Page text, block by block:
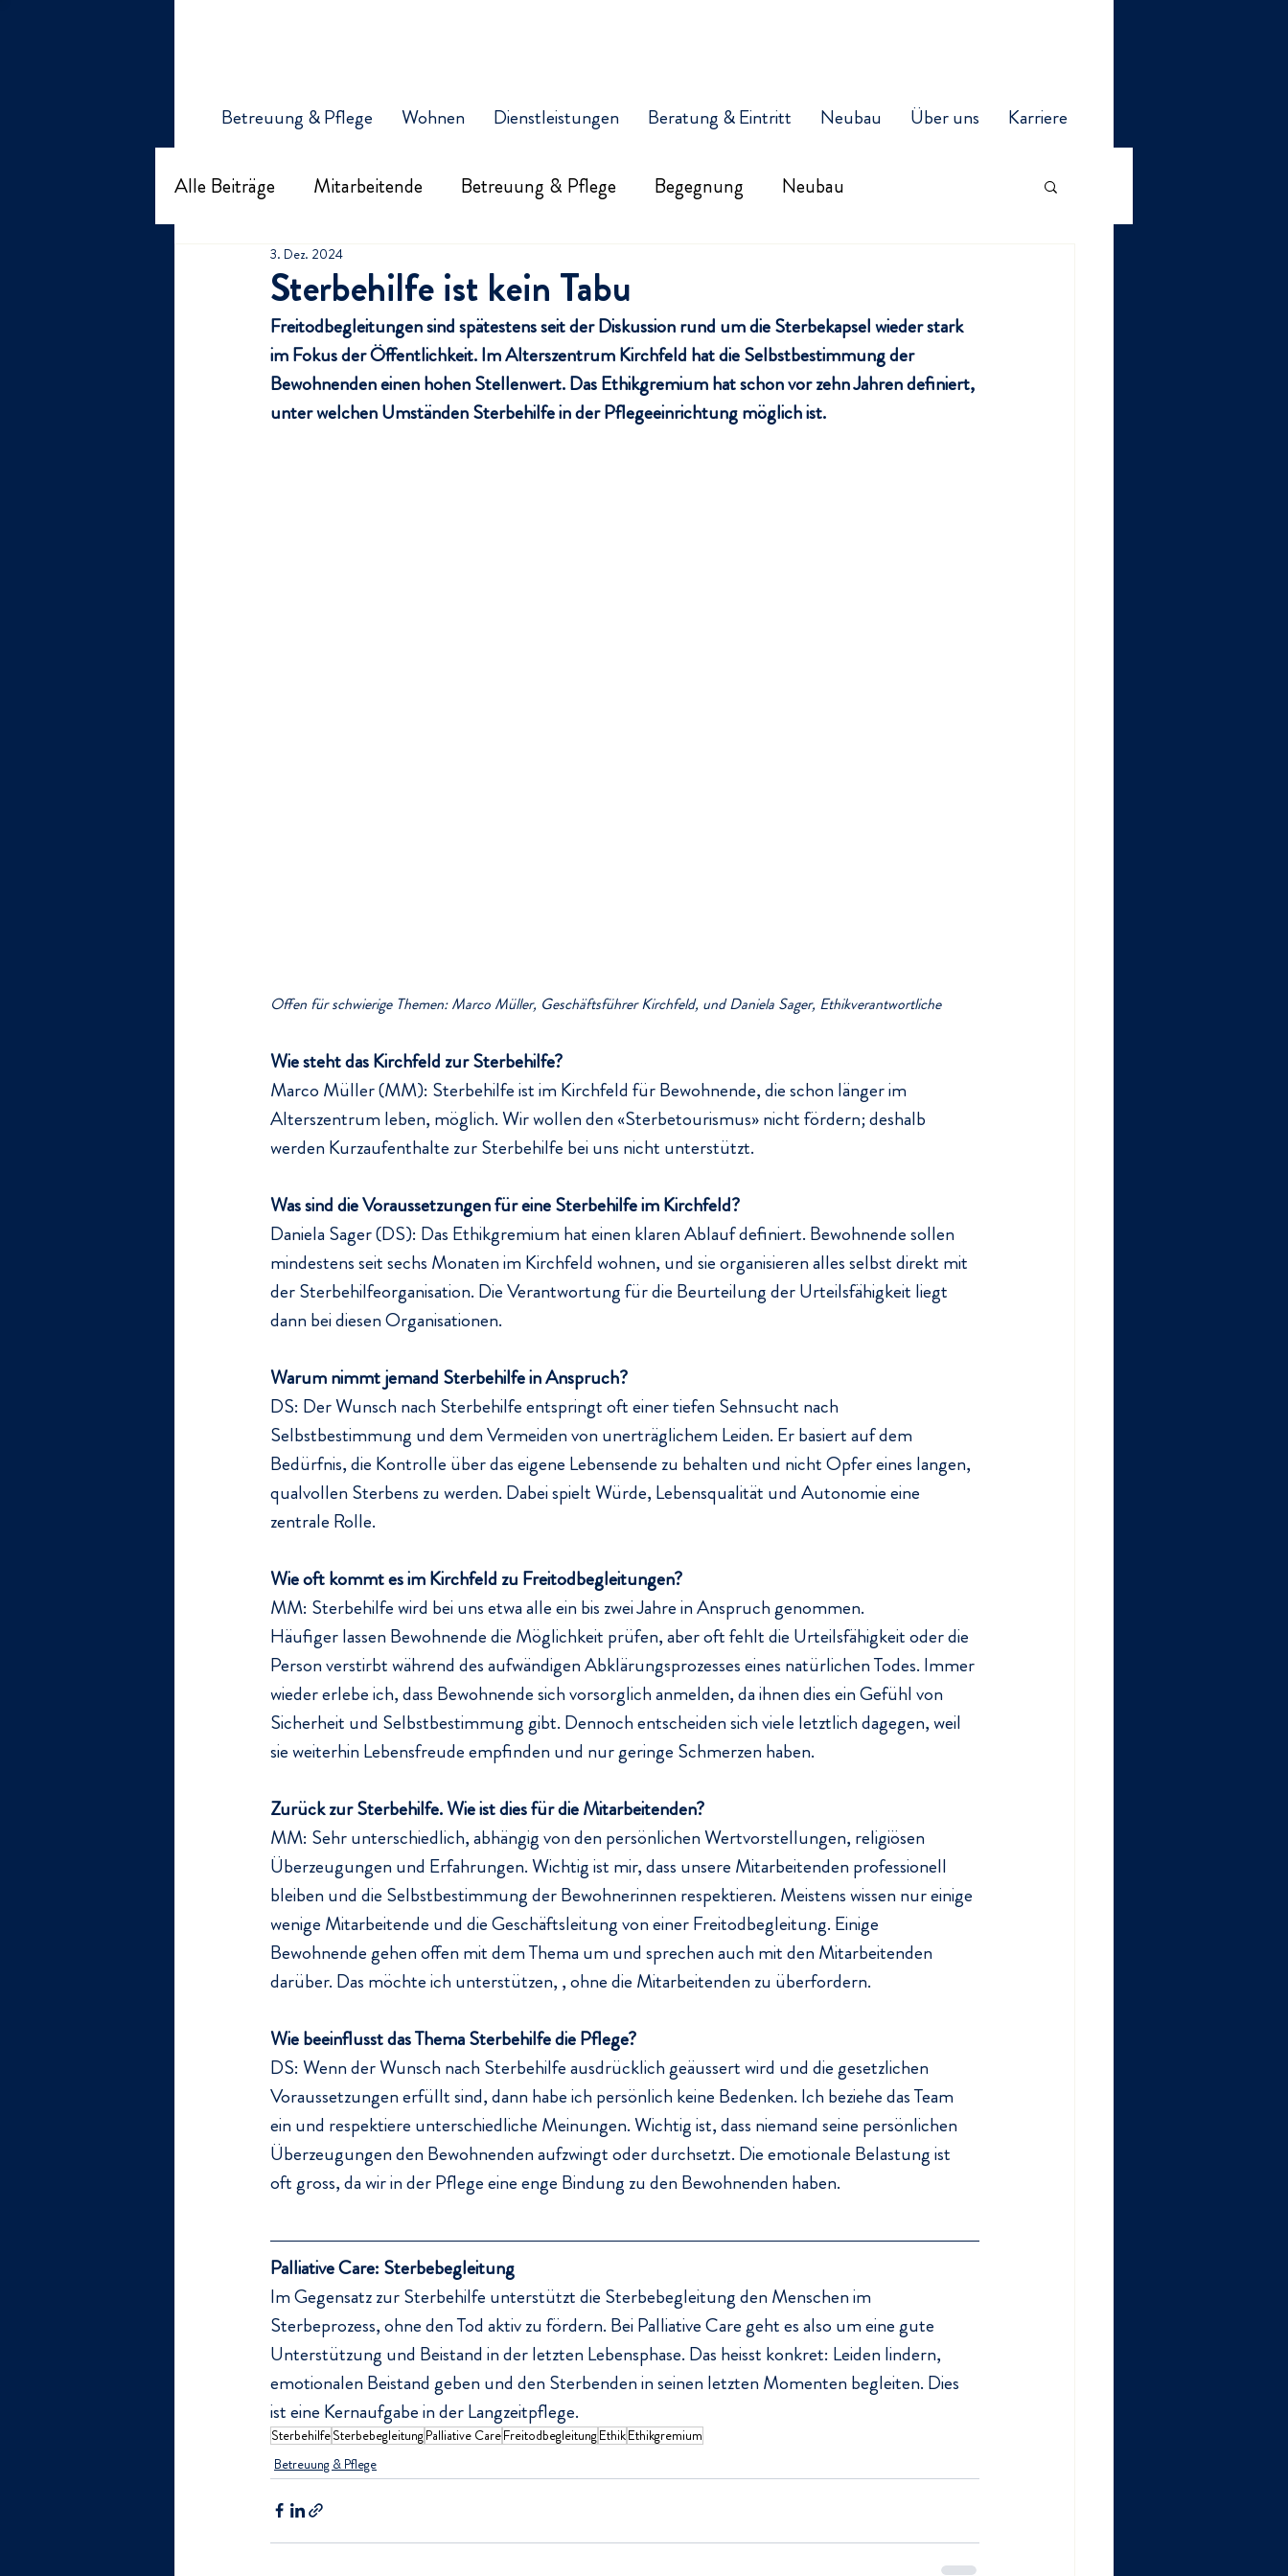
Betreuung & Pflege Wohnen Dienstleistungen Beratung & Eintritt Neubau Über uns Karriere
Alle Beiträge Mitarbeitende Betreuung & Pflege Begegnung Neubau
Organisation Kirchfeld
Sterbehilfe ist kein Tabu
3. Dez. 2024
Freitodbegleitungen sind spätestens seit der Diskussion rund um die Sterbekapsel wieder stark
im Fokus der Öffentlichkeit. Im Alterszentrum Kirchfeld hat die Selbstbestimmung der
Bewohnenden einen hohen Stellenwert. Das Ethikgremium hat schon vor zehn Jahren definiert,
unter welchen Umständen Sterbehilfe in der Pflegeeinrichtung möglich ist.
Offen für schwierige Themen: Marco Müller, Geschäftsführer Kirchfeld, und Daniela Sager, Ethikverantwortliche
Wie steht das Kirchfeld zur Sterbehilfe?
Marco Müller (MM): Sterbehilfe ist im Kirchfeld für Bewohnende, die schon länger im
Alterszentrum leben, möglich. Wir wollen den «Sterbetourismus» nicht fördern; deshalb
werden Kurzaufenthalte zur Sterbehilfe bei uns nicht unterstützt.
Was sind die Voraussetzungen für eine Sterbehilfe im Kirchfeld?
Daniela Sager (DS): Das Ethikgremium hat einen klaren Ablauf definiert. Bewohnende sollen
mindestens seit sechs Monaten im Kirchfeld wohnen, und sie organisieren alles selbst direkt mit
der Sterbehilfeorganisation. Die Verantwortung für die Beurteilung der Urteilsfähigkeit liegt
dann bei diesen Organisationen.
Warum nimmt jemand Sterbehilfe in Anspruch?
DS: Der Wunsch nach Sterbehilfe entspringt oft einer tiefen Sehnsucht nach
Selbstbestimmung und dem Vermeiden von unerträglichem Leiden. Er basiert auf dem
Bedürfnis, die Kontrolle über das eigene Lebensende zu behalten und nicht Opfer eines langen,
qualvollen Sterbens zu werden. Dabei spielt Würde, Lebensqualität und Autonomie eine
zentrale Rolle.
Wie oft kommt es im Kirchfeld zu Freitodbegleitungen?
MM: Sterbehilfe wird bei uns etwa alle ein bis zwei Jahre in Anspruch genommen.
Häufiger lassen Bewohnende die Möglichkeit prüfen, aber oft fehlt die Urteilsfähigkeit oder die
Person verstirbt während des aufwändigen Abklärungsprozesses eines natürlichen Todes. Immer
wieder erlebe ich, dass Bewohnende sich vorsorglich anmelden, da ihnen dies ein Gefühl von
Sicherheit und Selbstbestimmung gibt. Dennoch entscheiden sich viele letztlich dagegen, weil
sie weiterhin Lebensfreude empfinden und nur geringe Schmerzen haben.
Zurück zur Sterbehilfe. Wie ist dies für die Mitarbeitenden?
MM: Sehr unterschiedlich, abhängig von den persönlichen Wertvorstellungen, religiösen
Überzeugungen und Erfahrungen. Wichtig ist mir, dass unsere Mitarbeitenden professionell
bleiben und die Selbstbestimmung der Bewohnerinnen respektieren. Meistens wissen nur einige
wenige Mitarbeitende und die Geschäftsleitung von einer Freitodbegleitung. Einige
Bewohnende gehen offen mit dem Thema um und sprechen auch mit den Mitarbeitenden
darüber. Das möchte ich unterstützen, , ohne die Mitarbeitenden zu überfordern.
Wie beeinflusst das Thema Sterbehilfe die Pflege?
DS: Wenn der Wunsch nach Sterbehilfe ausdrücklich geäussert wird und die gesetzlichen
Voraussetzungen erfüllt sind, dann habe ich persönlich keine Bedenken. Ich beziehe das Team
ein und respektiere unterschiedliche Meinungen. Wichtig ist, dass niemand seine persönlichen
Überzeugungen den Bewohnenden aufzwingt oder durchsetzt. Die emotionale Belastung ist
oft gross, da wir in der Pflege eine enge Bindung zu den Bewohnenden haben.
Palliative Care: Sterbebegleitung
Im Gegensatz zur Sterbehilfe unterstützt die Sterbebegleitung den Menschen im
Sterbeprozess, ohne den Tod aktiv zu fördern. Bei Palliative Care geht es also um eine gute
Unterstützung und Beistand in der letzten Lebensphase. Das heisst konkret: Leiden lindern,
emotionalen Beistand geben und den Sterbenden in seinen letzten Momenten begleiten. Dies
ist eine Kernaufgabe in der Langzeitpflege.
SterbehilfeSterbebegleitungPalliative CareFreitodbegleitungEthikEthikgremium
Betreuung & Pflege